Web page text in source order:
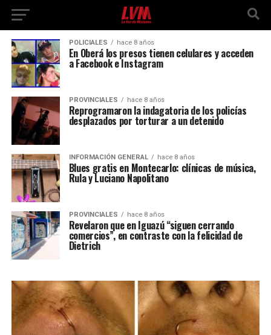
POLICIALES hace 8 años
En Oberá los presos tienen celulares y acceden
a Facebook e Instagram
PROVINCIALES hace 8 años
Reprogramaron la indagatoria de los policías
desplazados por torturar a un detenido
INFORMACIÓN GENERAL hace 8 años
Blues gratis en Montecarlo: clínicas de música,
Rula y Luciano Napolitano
PROVINCIALES hace 8 años
Revelaron que en Iguazú “siguen cerrando
comercios”, en contraste con la felicidad de
Dietrich